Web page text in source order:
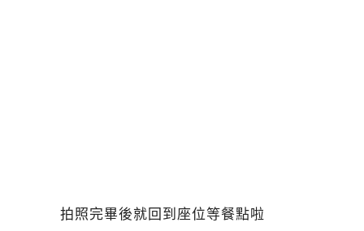
拍照完畢後就回到座位等餐點啦